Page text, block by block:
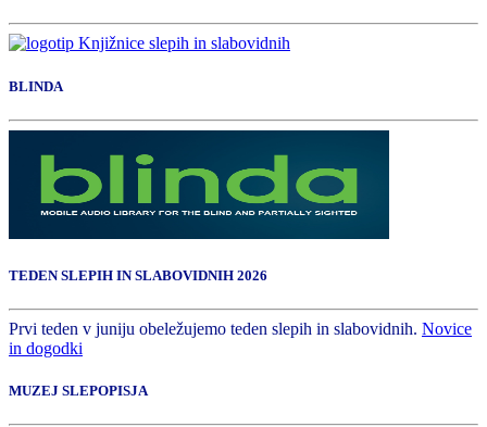
BLINDA
TEDEN SLEPIH IN SLABOVIDNIH 2026
Prvi teden v juniju obeležujemo teden slepih in slabovidnih. Novice
in dogodki
MUZEJ SLEPOPISJA